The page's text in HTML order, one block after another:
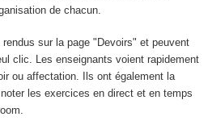
de chacun.
sur la page "Devoirs" et peuvent
clic. Les enseignants voient rapidement
ou affectation. Ils ont également la
les exercices en direct et en temps